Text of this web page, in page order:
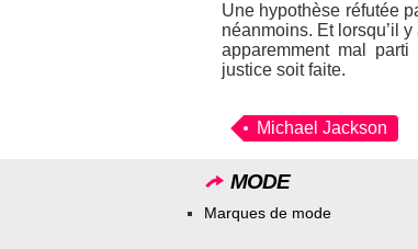
Une hypothèse réfutée
néanmoins. Et lorsqu’il
apparemment mal
justice soit faite.
Michael Jackson
MODE
Marques de mode